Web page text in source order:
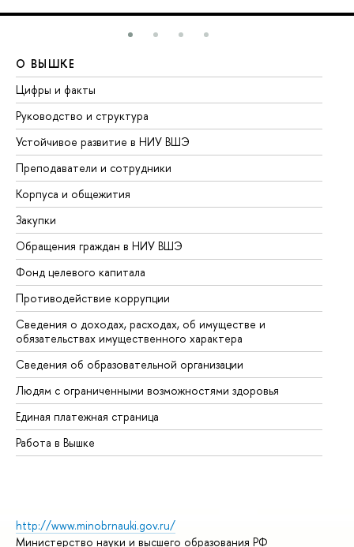
О ВЫШКЕ
Цифры и факты
Руководство и структура
Устойчивое развитие в НИУ ВШЭ
Преподаватели и сотрудники
Корпуса и общежития
Закупки
Обращения граждан в НИУ ВШЭ
Фонд целевого капитала
Противодействие коррупции
Сведения о доходах, расходах, об имуществе и
обязательствах имущественного характера
Сведения об образовательной организации
Людям с ограниченными возможностями здоровья
Единая платежная страница
Работа в Вышке
http://www.minobrnauki.gov.ru/
Министерство науки и высшего образования РФ